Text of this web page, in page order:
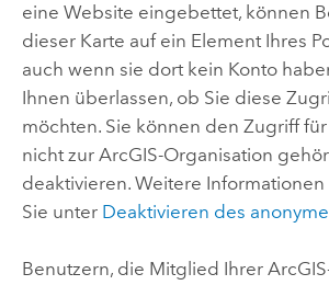
eine Website eingebettet, können
dieser Karte auf ein Element Ihres
auch wenn sie dort kein Konto
Ihnen überlassen, ob Sie diese
möchten. Sie können den Zugriff
nicht zur ArcGIS-Organisation
deaktivieren. Weitere
Sie unter Deaktivieren des
Benutzern, die Mitglied Ihrer